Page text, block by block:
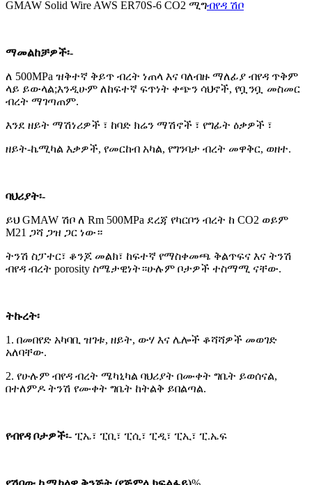
GMAW Solid Wire AWS ER70S-6 CO2 ሚግብየዳ ሽቦ
ማመልከቻዎች፡-
ለ 500MPa ዝቅተኛ ቅይጥ ብረት ነጠላ እና ባለብዙ ማለፊያ ብየዳ ጥቅም
ላይ ይውላል;እንዲሁም ለከፍተኛ ፍጥነት ቀጭን ሳህኖች, የቧንቧ መስመር
ብረት ማገጣጠም.
እንደ ዘይት ማሽነሪዎች ፣ ከባድ ክሬን ማሽኖች ፣ የግፊት ዕቃዎች ፣
ዘይት-ኬሚካል እቃዎች, የመርከብ አካል, የግንባታ ብረት መዋቅር, ወዘተ.
ባህሪያት፡-
ይህ GMAW ሽቦ ለ Rm 500MPa ደረጃ የካርቦን ብረት ከ CO2 ወይም
M21 ጋሻ ጋዝ ጋር ነው።
ትንሽ ስፓተር፣ ቆንጆ መልክ፣ ከፍተኛ የማስቀመጫ ቅልጥፍና እና ትንሽ
ብየዳ ብረት porosity ስሜታዊነት።ሁሉም ቦታዎች ተስማሚ ናቸው.
ትኩረት፡
1. በመበየድ አካባቢ ዝገቱ, ዘይት, ውሃ እና ሌሎች ቆሻሻዎች መወገድ
አለባቸው.
2. የሁሉም ብየዳ ብረት ሜካኒካል ባህሪያት በሙቀት ግቤት ይወሰናል,
በተለምዶ ትንሽ የሙቀት ግቤት ከትልቅ ይበልጣል.
የብየዳ ቦታዎች፡- ፒኤ፣ ፒቢ፣ ፒሲ፣ ፒዲ፣ ፒኢ፣ ፒ.ኤፍ